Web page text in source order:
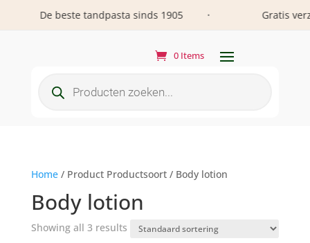
De beste tandpasta sinds 1905 Gratis
0 Items
zoeken
Home/ Product Productsoort / Body lotion
Body lotion
Showing all 3 results